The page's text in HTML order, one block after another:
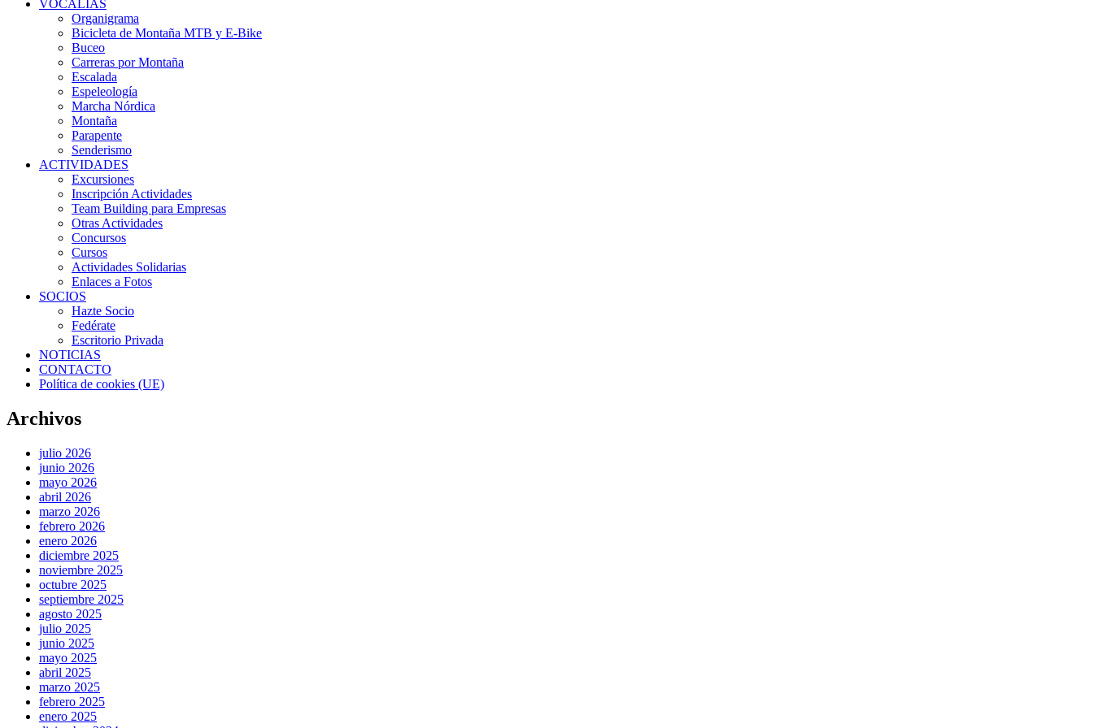
VOCALÍAS
Organigrama
Bicicleta de Montaña MTB y E-Bike
Buceo
Carreras por Montaña
Escalada
Espeleología
Marcha Nórdica
Montaña
Parapente
Senderismo
ACTIVIDADES
Excursiones
Inscripción Actividades
Team Building para Empresas
Otras Actividades
Concursos
Cursos
Actividades Solidarias
Enlaces a Fotos
SOCIOS
Hazte Socio
Fedérate
Escritorio Privada
NOTICIAS
CONTACTO
Política de cookies (UE)
Archivos
julio 2026
junio 2026
mayo 2026
abril 2026
marzo 2026
febrero 2026
enero 2026
diciembre 2025
noviembre 2025
octubre 2025
septiembre 2025
agosto 2025
julio 2025
junio 2025
mayo 2025
abril 2025
marzo 2025
febrero 2025
enero 2025